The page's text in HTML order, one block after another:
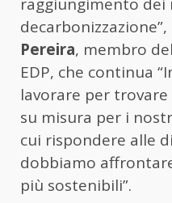
Pereira, membro
EDP, che continua
lavorare per
su misura per i
cui rispondere alle
dobbiamo
più sostenibili”.